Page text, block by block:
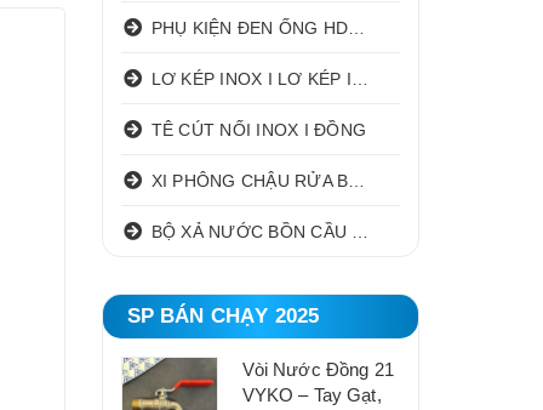
TÊ CÚT NỐI INOX I ĐỒNG
SP BÁN CHẠY 2025
Vòi Nước Đồng 21
VYKO – Tay Gạt,